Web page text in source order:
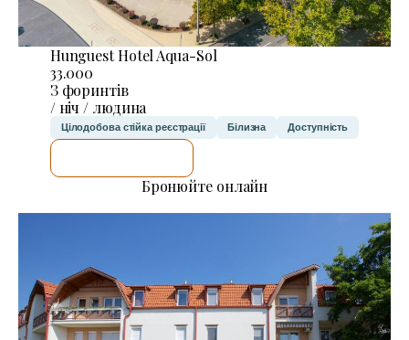
Hunguest Hotel Aqua-Sol
33.000
З форинтів
/ ніч / людина
Цілодобова стійка реєстрації Білизна Доступність
Бронюйте онлайн